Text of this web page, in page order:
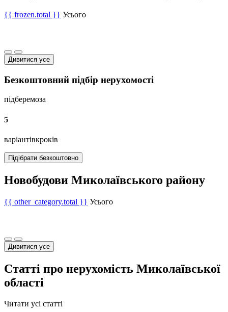
{{ frozen.total }} Усього
Дивитися усе
Безкоштовний підбір нерухомості
підберемоза
5
варіантівкроків
Підібрати безкоштовно
Новобудови Миколаївського району
{{ other_category.total }} Усього
Дивитися усе
Статті про нерухомість Миколаївської
області
Читати усі статті